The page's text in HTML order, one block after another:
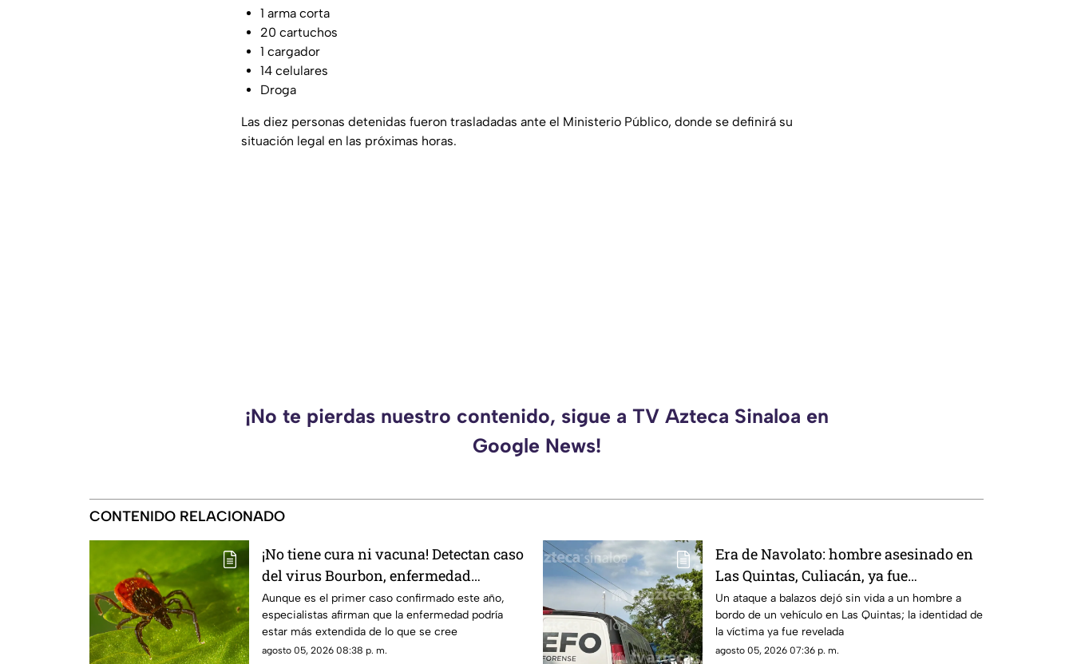
1 arma corta
20 cartuchos
1 cargador
14 celulares
Droga
Las diez personas detenidas fueron trasladadas ante el Ministerio Público, donde se definirá su
situación legal en las próximas horas.
¡No te pierdas nuestro contenido, sigue a TV Azteca Sinaloa en
Google News!
CONTENIDO RELACIONADO
¡No tiene cura ni vacuna! Detectan caso
del virus Bourbon, enfermedad
transmitida por garrapatas
Aunque es el primer caso confirmado este año,
especialistas afirman que la enfermedad podría
estar más extendida de lo que se cree
agosto 05, 2026 08:38 p. m.
Era de Navolato: hombre asesinado en
Las Quintas, Culiacán, ya fue
identificado
Un ataque a balazos dejó sin vida a un hombre a
bordo de un vehículo en Las Quintas; la identidad de
la víctima ya fue revelada
agosto 05, 2026 07:36 p. m.